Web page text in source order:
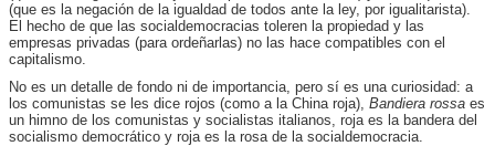
(que es la negación de la igualdad de todos ante la ley, por igualitarista).
El hecho de que las socialdemocracias toleren la propiedad y las
empresas privadas (para ordeñarlas) no las hace compatibles con el
capitalismo.
No es un detalle de fondo ni de importancia, pero sí es una curiosidad: a
los comunistas se les dice rojos (como a la China roja), Bandiera rossa es
un himno de los comunistas y socialistas italianos, roja es la bandera del
socialismo democrático y roja es la rosa de la socialdemocracia.